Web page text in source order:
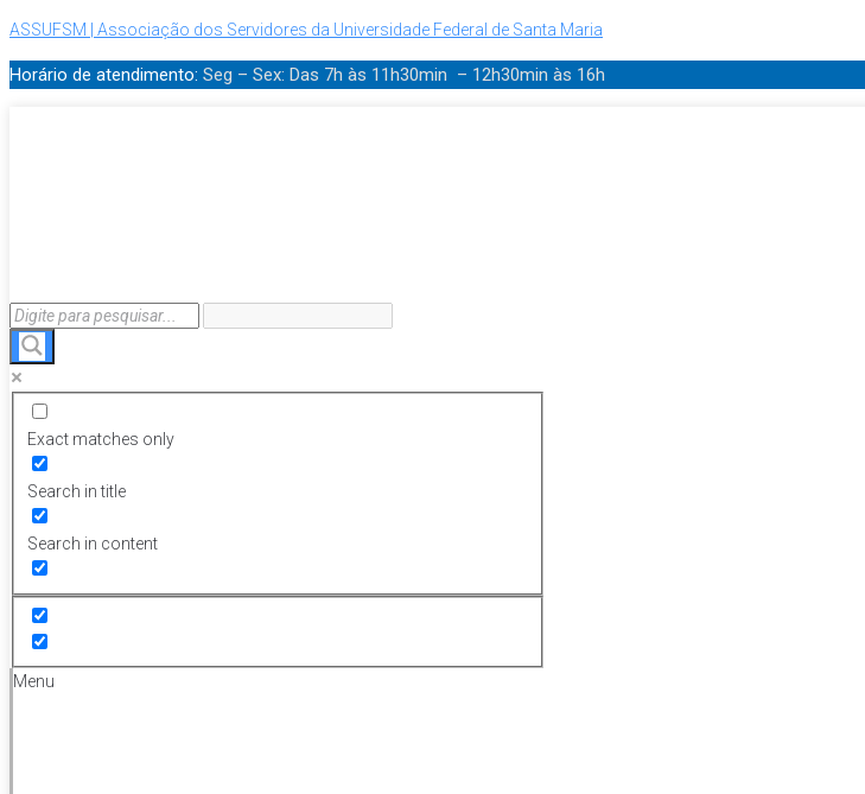
ASSUFSM | Associação dos Servidores da Universidade Federal de Santa Maria
Horário de atendimento: Seg – Sex: Das 7h às 11h30min – 12h30min às 16h
Exact matches only
Search in title
Search in content
Menu